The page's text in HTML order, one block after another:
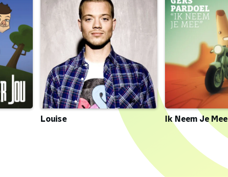
Louise Ik Neem Je Mee